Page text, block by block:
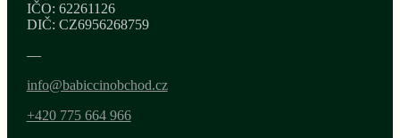
IČO: 62261126
DIČ: CZ6956268759
—
info@babiccinobchod.cz
+420 775 664 966